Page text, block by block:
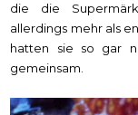
die die
allerdings mehr als
hatten sie so gar
gemeinsam.